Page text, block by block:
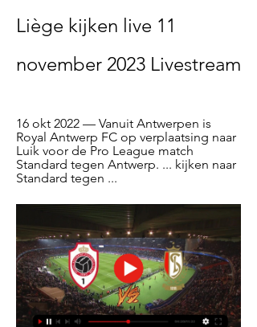
Liège kijken live 11
november 2023 Livestream
16 okt 2022 — Vanuit Antwerpen is
Royal Antwerp FC op verplaatsing naar
Luik voor de Pro League match
Standard tegen Antwerp. ... kijken naar
Standard tegen ...